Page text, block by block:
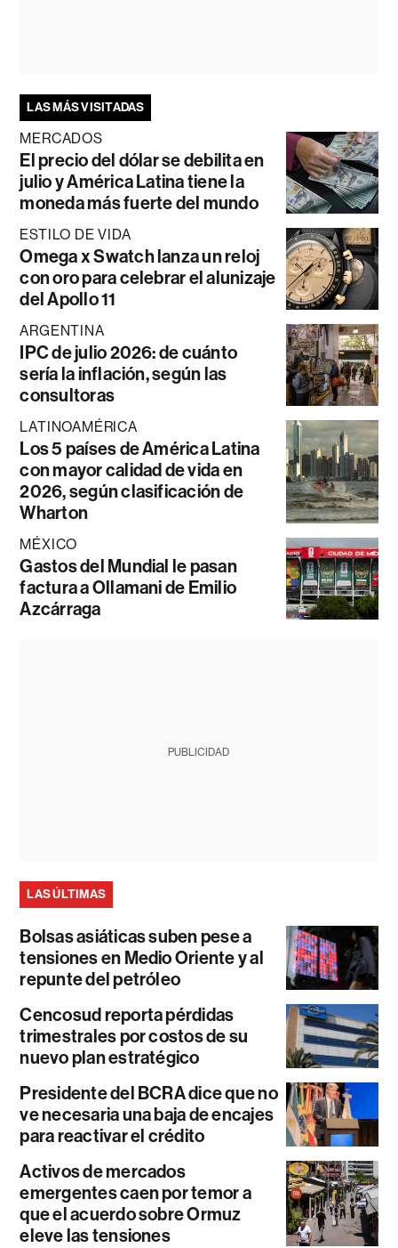
LAS MÁS VISITADAS
MERCADOS
El precio del dólar se debilita en
julio y América Latina tiene la
moneda más fuerte del mundo
ESTILO DE VIDA
Omega x Swatch lanza un reloj
con oro para celebrar el alunizaje
del Apollo 11
ARGENTINA
IPC de julio 2026: de cuánto
sería la inflación, según las
consultoras
LATINOAMÉRICA
Los 5 países de América Latina
con mayor calidad de vida en
2026, según clasificación de
Wharton
MÉXICO
Gastos del Mundial le pasan
factura a Ollamani de Emilio
Azcárraga
PUBLICIDAD
LAS ÚLTIMAS
Bolsas asiáticas suben pese a
tensiones en Medio Oriente y al
repunte del petróleo
Cencosud reporta pérdidas
trimestrales por costos de su
nuevo plan estratégico
Presidente del BCRA dice que no
ve necesaria una baja de encajes
para reactivar el crédito
Activos de mercados
emergentes caen por temor a
que el acuerdo sobre Ormuz
eleve las tensiones